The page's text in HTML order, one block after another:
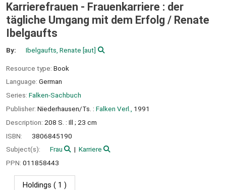
Karrierefrauen - Frauenkarriere : der
tägliche Umgang mit dem Erfolg / Renate
Ibelgaufts
By: Ibelgaufts, Renate [aut]
Resource type: Book
Language: German
Series: Falken-Sachbuch
Publisher: Niederhausen/Ts. : Falken Verl.,
1991
Description: 208 S. : Ill ; 23 cm
ISBN:
3806845190
Subject(s):
Frau
Karriere
PPN: 011858443
Holdings ( 1 )